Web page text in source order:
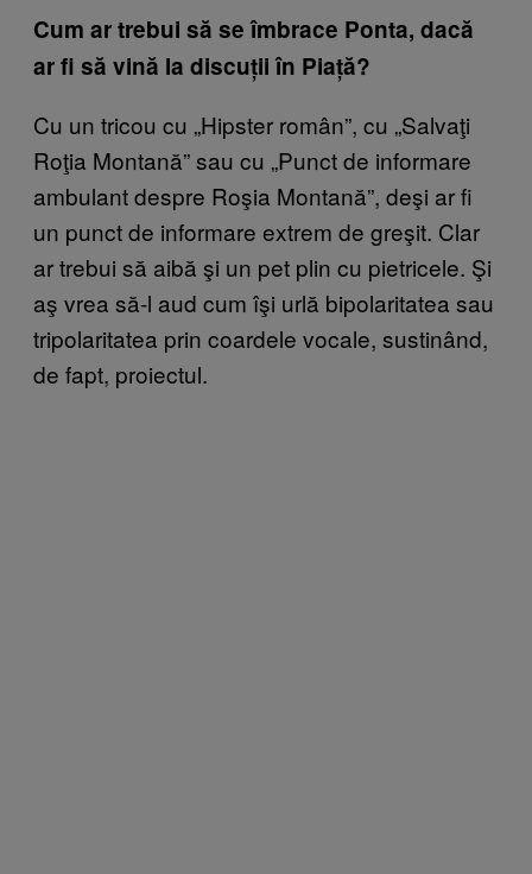
Cum ar trebui să se îmbrace Ponta, dacă
ar fi să vină la discuții în Piață?
Cu un tricou cu „Hipster român”, cu „Salvaţi
Roţia Montană” sau cu „Punct de informare
ambulant despre Roşia Montană”, deşi ar fi
un punct de informare extrem de greşit. Clar
ar trebui să aibă şi un pet plin cu pietricele. Şi
aş vrea să-l aud cum îşi urlă bipolaritatea sau
tripolaritatea prin coardele vocale, sustinând,
de fapt, proiectul.